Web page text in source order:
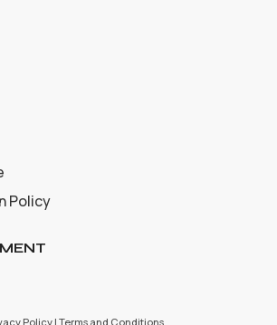
Policy
Policy | Terms and Conditions